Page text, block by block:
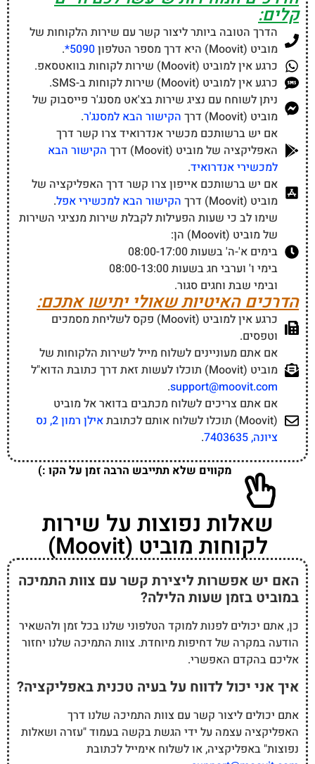
קלים:
הדרך הטובה ביותר ליצור קשר עם שירות הלקוחות של
מוביט (Moovit) היא דרך מספר הטלפון
5090*
.
כרגע אין למוביט (Moovit) שירות לקוחות בוואטסאפ.
כרגע אין למוביט (Moovit) שירות לקוחות ב-SMS.
ניתן לשוחח עם נציג שירות בצ'אט מסנג'ר פייסבוק של
מוביט (Moovit) דרך
הקישור הבא למסנג'ר.
אם יש ברשותכם מכשיר אנדרואיד צרו קשר דרך
האפליקציה של מוביט (Moovit) דרך
הקישור הבא
למכשירי אנדרואיד.
אם יש ברשותכם אייפון צרו קשר דרך האפליקציה של
מוביט (Moovit) דרך
הקישור הבא למכשירי אפל.
שימו לב כי שעות הפעילות לקבלת שירות מנציגי השירות
של מוביט (Moovit) הן:
בימים א'-ה' בשעות 08:00-17:00
בימי ו' וערבי חג בשעות 08:00-13:00
ובימי שבת וחגים סגור.
הדרכים האיטיות שאולי יתישו אתכם:
כרגע אין למוביט (Moovit) פקס לשליחת מסמכים
וטפסים.
אם אתם מעוניינים לשלוח מייל לשירות הלקוחות של
מוביט (Moovit) תוכלו לעשות זאת דרך כתובת הדוא"ל
support@moovit.com
.
אם אתם צריכים לשלוח מכתבים בדואר אל מוביט
(Moovit) תוכלו לשלוח אותם לכתובת
אילן רמון 2, נס
ציונה, 7403635
.
מקווים שלא תתייבש הרבה זמן על הקו :)
שאלות נפוצות על שירות
לקוחות מוביט (Moovit)
האם יש אפשרות ליצירת קשר עם צוות התמיכה
במוביט בזמן שעות הלילה?
כן, אתם יכולים לפנות למוקד הטלפוני שלנו בכל זמן ולהשאיר
הודעה במקרה של דחיפות מיוחדת. צוות התמיכה שלנו יחזור
אליכם בהקדם האפשרי.
איך אני יכול לדווח על בעיה טכנית באפליקציה?
אתם יכולים ליצור קשר עם צוות התמיכה שלנו דרך
האפליקציה עצמה על ידי הגשת בקשה בעמוד "עזרה ושאלות
נפוצות" באפליקציה, או לשלוח אימייל לכתובת